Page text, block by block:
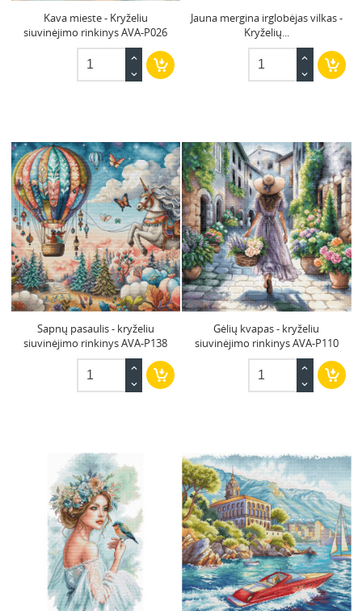
Kava mieste - Kryželiu
siuvinėjimo rinkinys AVA-P026
Jauna mergina irglobėjas vilkas -
Kryželių...
Sapnų pasaulis - kryželiu
siuvinėjimo rinkinys AVA-P138
Gėlių kvapas - kryželiu
siuvinėjimo rinkinys AVA-P110